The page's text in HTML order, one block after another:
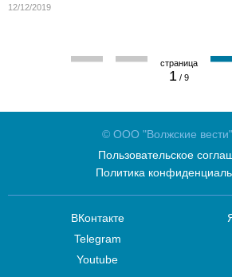
12/12/2019
1 / 9
© ООО "Волжские вести"
Пользовательское
Политика
ВКонтакте
Telegram
Youtube